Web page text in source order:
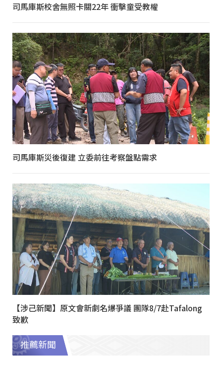
司馬庫斯校舍無照卡關22年 衝擊童受教權
司馬庫斯災後復建 立委前往考察盤點需求
【涉己新聞】原文會新劇名爆爭議 團隊8/7赴Tafalong
致歉
推薦新聞